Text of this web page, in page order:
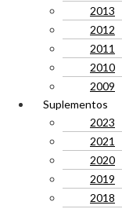
2013
2012
2011
2010
2009
Suplementos
2023
2021
2020
2019
2018